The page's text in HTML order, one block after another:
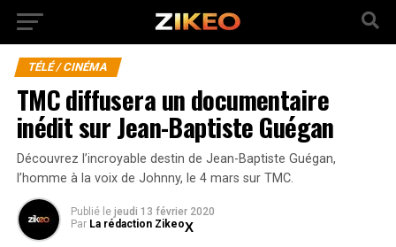
TÉLÉ / CINÉMA
TMC diffusera un documentaire
inédit sur Jean-Baptiste Guégan
Découvrez l’incroyable destin de Jean-Baptiste Guégan,
l’homme à la voix de Johnny, le 4 mars sur TMC.
Publié le jeudi 13 février 2020
Par La rédaction Zikeo